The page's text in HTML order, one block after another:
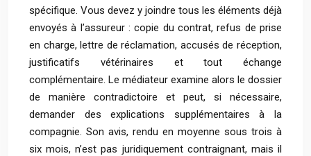
spécifique. Vous devez y joindre tous les éléments déjà
envoyés à l’assureur : copie du contrat, refus de prise
en charge, lettre de réclamation, accusés de réception,
justificatifs vétérinaires et tout échange
complémentaire. Le médiateur examine alors le dossier
de manière contradictoire et peut, si nécessaire,
demander des explications supplémentaires à la
compagnie. Son avis, rendu en moyenne sous trois à
six mois, n’est pas juridiquement contraignant, mais il